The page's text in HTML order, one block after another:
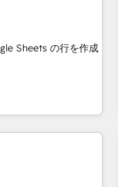
Sheets の行を作成